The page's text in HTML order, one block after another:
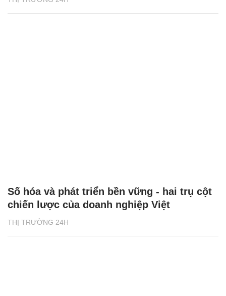
THỊ TRƯỜNG 24H
Số hóa và phát triển bền vững - hai trụ cột
chiến lược của doanh nghiệp Việt